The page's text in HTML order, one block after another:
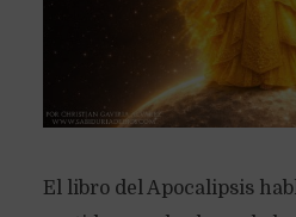
El libro del Apocalipsis